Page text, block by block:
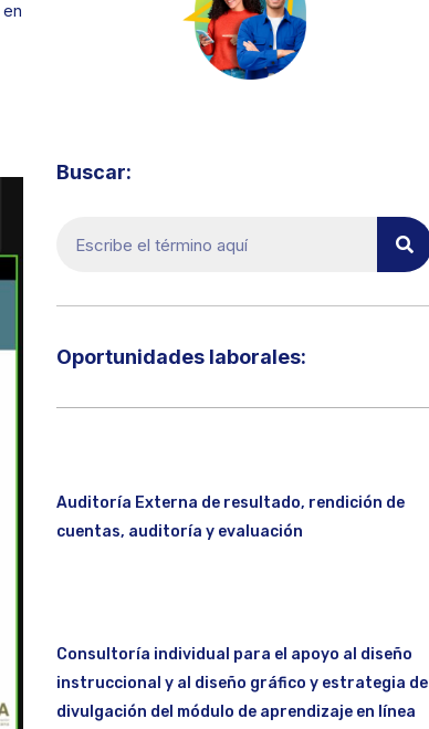
Buscar:
Oportunidades laborales:​
Auditoría Externa de resultado, rendición de
cuentas, auditoría y evaluación
Consultoría individual para el apoyo al diseño
instruccional y al diseño gráfico y estrategia de
divulgación del módulo de aprendizaje en línea